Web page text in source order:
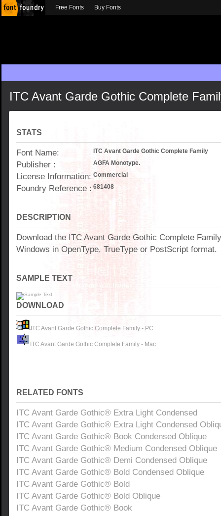
ITC Avant Garde Gothic Complete
STATS
Font Name: ITC Avant Garde Gothic Complete Family
Publisher : AGFA Monotype.
License Information: Commercial
Foundry Reference : 681408
DESCRIPTION
Download the ITC Avant Garde Gothic Complete
Windows in OpenType, TrueType or PostScript format.
SAMPLE TEXT
DOWNLOAD
ITC Avant Garde Gothic Complete Family - PC
ITC Avant Garde Gothic Complete Family - Mac
RELATED FONTS
ITC Avant Garde Gothic® Extra Light Condensed
ITC Avant Garde Gothic® Extra Light Condensed
ITC Avant Garde Gothic® Book Condensed Oblique
ITC Avant Garde Gothic® Medium Condensed Oblique
ITC Avant Garde Gothic® Demi Condensed Oblique
ITC Avant Garde Gothic® Bold Condensed Oblique
ITC Avant Garde Gothic® Bold
ITC Avant Garde Gothic® Bold Oblique
ITC Avant Garde Gothic® Book
Free Fonts Buy Fonts